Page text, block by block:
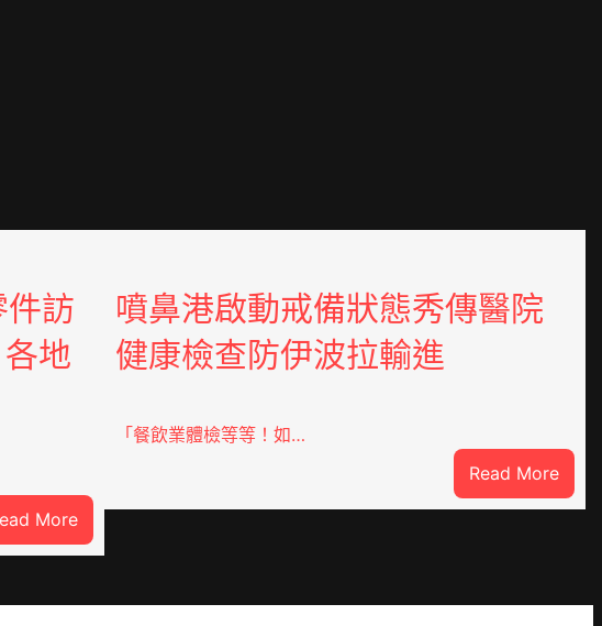
件訪
地
More:
焦
OSDER
噴鼻港啟動戒備狀態秀傳醫院
健康檢查防伊波拉輸進
「餐飲業體檢等等！如…
Read More:
噴
動